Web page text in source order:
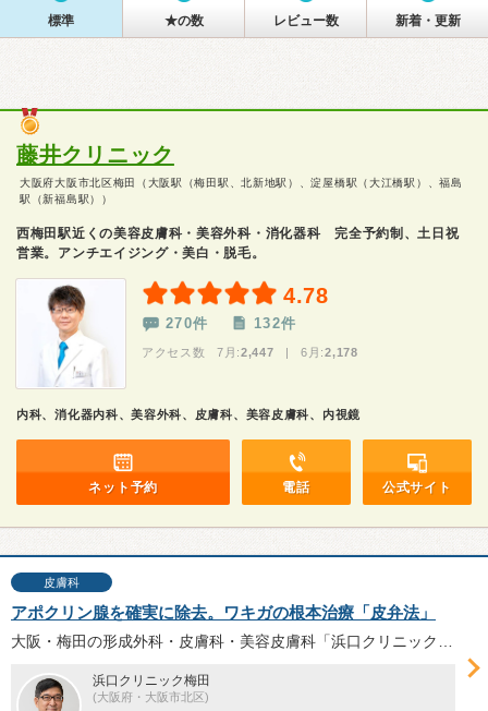
標準 ★の数 レビュー数 新着・更新
藤井クリニック
大阪府大阪市北区梅田（大阪駅（梅田駅、北新地駅）、淀屋橋駅（大江橋駅）、福島
駅（新福島駅））
西梅田駅近くの美容皮膚科・美容外科・消化器科 完全予約制、土日祝
営業。アンチエイジング・美白・脱毛。
4.78
270件 132件
アクセス数 7月:2,447 | 6月:2,178
内科、消化器内科、美容外科、皮膚科、美容皮膚科、内視鏡
ネット予約 電話 公式サイト
皮膚科
アポクリン腺を確実に除去。ワキガの根本治療「皮弁法」
浜口クリニック梅田
(大阪府・大阪市北区)